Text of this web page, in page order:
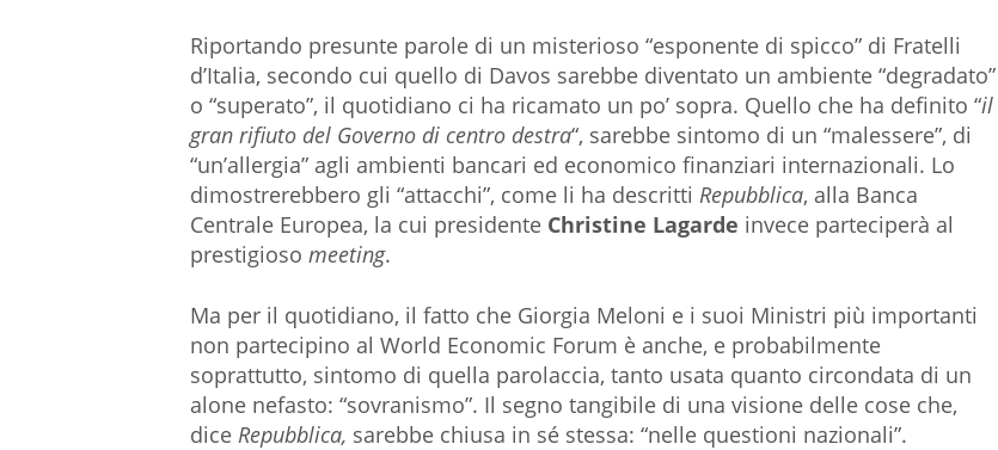
Riportando presunte parole di un misterioso “esponente di spicco” di Fratelli
d’Italia, secondo cui quello di Davos sarebbe diventato un ambiente “degradato”
o “superato”, il quotidiano ci ha ricamato un po’ sopra. Quello che ha definito “il
gran rifiuto del Governo di centro destra“, sarebbe sintomo di un “malessere”, di
“un’allergia” agli ambienti bancari ed economico finanziari internazionali. Lo
dimostrerebbero gli “attacchi”, come li ha descritti Repubblica, alla Banca
Centrale Europea, la cui presidente Christine Lagarde invece parteciperà al
prestigioso meeting.
Ma per il quotidiano, il fatto che Giorgia Meloni e i suoi Ministri più importanti
non partecipino al World Economic Forum è anche, e probabilmente
soprattutto, sintomo di quella parolaccia, tanto usata quanto circondata di un
alone nefasto: “sovranismo”. Il segno tangibile di una visione delle cose che,
dice Repubblica, sarebbe chiusa in sé stessa: “nelle questioni nazionali”.